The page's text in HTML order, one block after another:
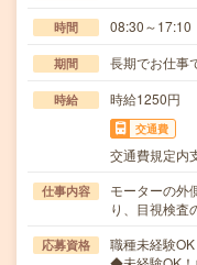
時間 08:30～17:10
期間 長期でお仕事
時給 時給1250円
交通費
交通費規定内
仕事内容
モーターの外
り、目視検査
応募資格
職種未経験